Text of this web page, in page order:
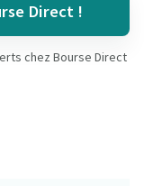
Direct !
chez Bourse Direct